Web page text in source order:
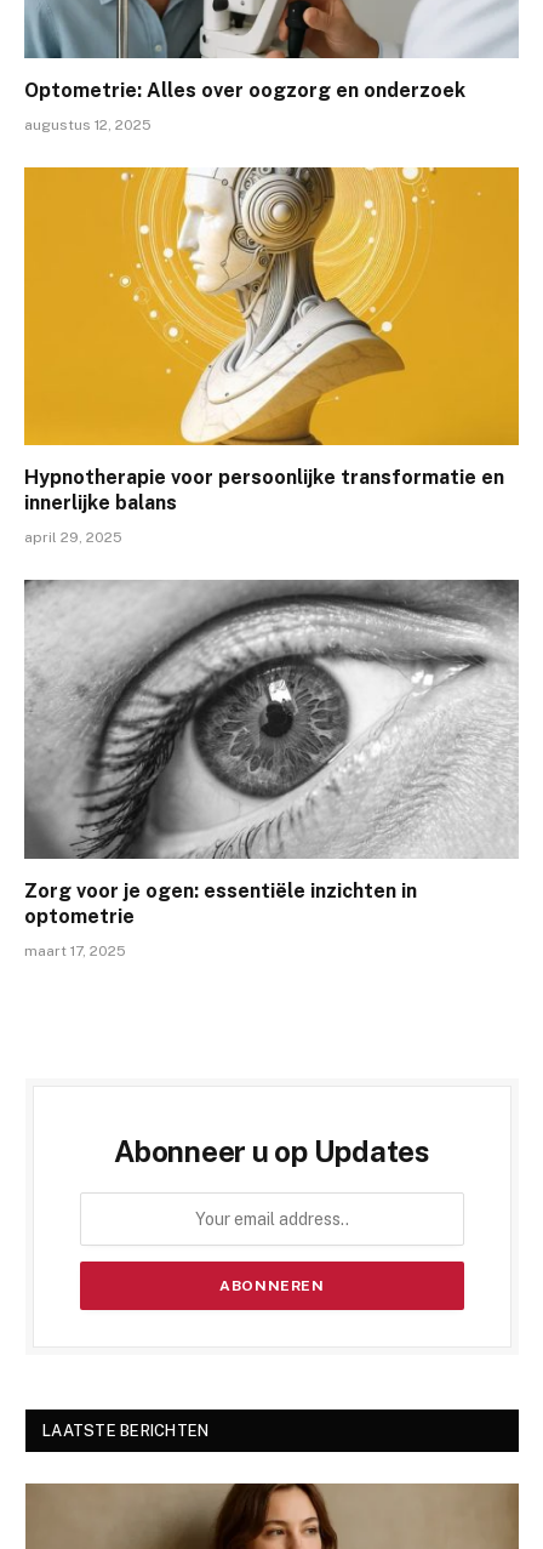
Optometrie: Alles over oogzorg en onderzoek
augustus 12, 2025
Hypnotherapie voor persoonlijke transformatie en
innerlijke balans
april 29, 2025
Zorg voor je ogen: essentiële inzichten in
optometrie
maart 17, 2025
Abonneer u op Updates
LAATSTE BERICHTEN